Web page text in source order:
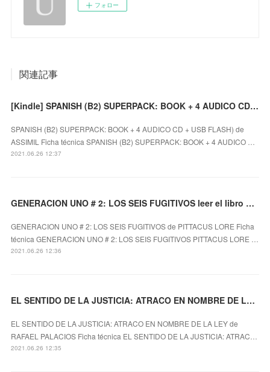
フォロー
関連記事
[Kindle] SPANISH (B2) SUPERPACK: BOOK + 4 AUDICO CD + USB FLASH) descargar gratis
SPANISH (B2) SUPERPACK: BOOK + 4 AUDICO CD + USB FLASH) de
ASSIMIL Ficha técnica SPANISH (B2) SUPERPACK: BOOK + 4 AUDICO …
2021.06.26 12:37
GENERACION UNO # 2: LOS SEIS FUGITIVOS leer el libro pdf
GENERACION UNO # 2: LOS SEIS FUGITIVOS de PITTACUS LORE Ficha
técnica GENERACION UNO # 2: LOS SEIS FUGITIVOS PITTACUS LORE …
2021.06.26 12:36
EL SENTIDO DE LA JUSTICIA: ATRACO EN NOMBRE DE LA LEY leer pdf
EL SENTIDO DE LA JUSTICIA: ATRACO EN NOMBRE DE LA LEY de
RAFAEL PALACIOS Ficha técnica EL SENTIDO DE LA JUSTICIA: ATRAC…
2021.06.26 12:35